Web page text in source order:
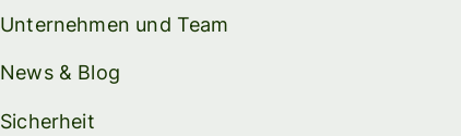
Unternehmen und Team
News & Blog
Sicherheit